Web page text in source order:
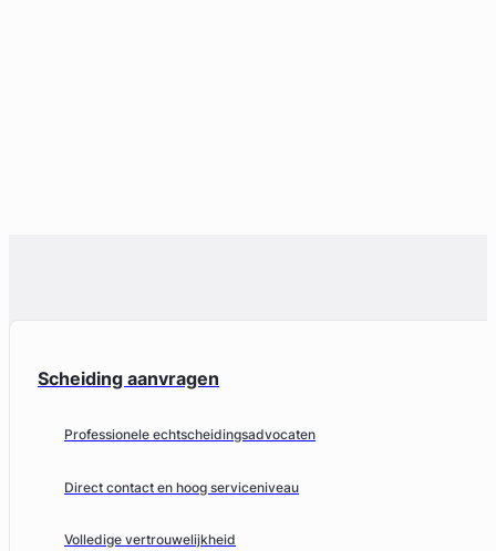
Scheiding aanvragen
Professionele echtscheidingsadvocaten
Direct contact en hoog serviceniveau
Volledige vertrouwelijkheid